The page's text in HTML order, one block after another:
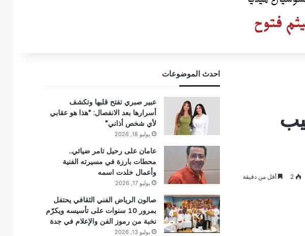
2 أقل من دقيقة
احدث الموضوعات
عبير صبري تفتح قلبها وتكشف
أسرارها بعد الانفصال: “هذا هو عقابي
لأي شخص أذاني”
يوليو 18, 2026
عامان على رحيل تامر ضيائي..
محطات بارزة في مسيرته الفنية
وأعمال خلدت اسمه
يوليو 17, 2026
صالون الرياض الفني الثقافي يحتفل
بمرور 10 سنوات على تأسيسه ويكرّم
نخبة من رموز الفن والإعلام في جدة
يوليو 13, 2026